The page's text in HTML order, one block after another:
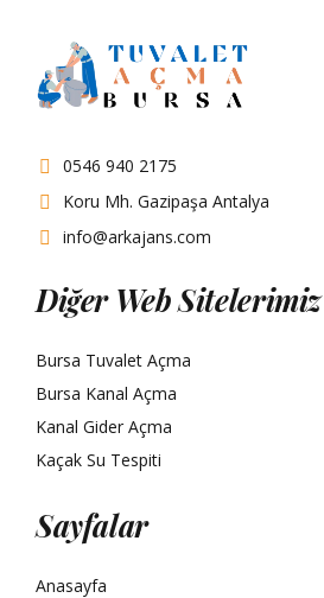
0546 940 2175
Koru Mh. Gazipaşa Antalya
info@arkajans.com
Diğer Web Sitelerimiz
Bursa Tuvalet Açma
Bursa Kanal Açma
Kanal Gider Açma
Kaçak Su Tespiti
Sayfalar
Anasayfa